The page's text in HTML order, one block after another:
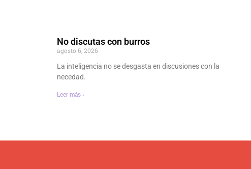
No discutas con burros
agosto 6, 2026
La inteligencia no se desgasta en discusiones con la
necedad.
Leer más ›